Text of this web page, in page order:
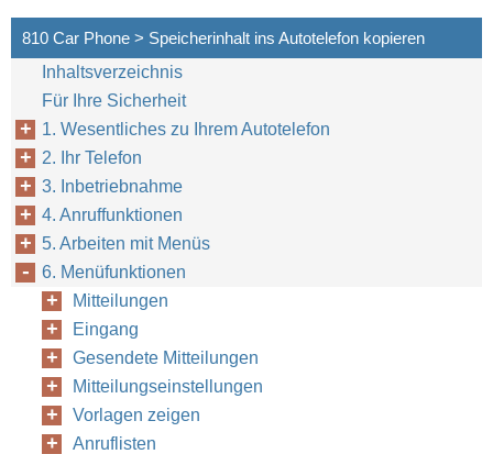
810 Car Phone > Speicherinhalt ins Autotelefon kopieren
Inhaltsverzeichnis
Für Ihre Sicherheit
1. Wesentliches zu Ihrem Autotelefon
2. Ihr Telefon
3. Inbetriebnahme
4. Anruffunktionen
5. Arbeiten mit Menüs
6. Menüfunktionen
Mitteilungen
Eingang
Gesendete Mitteilungen
Mitteilungseinstellungen
Vorlagen zeigen
Anruflisten